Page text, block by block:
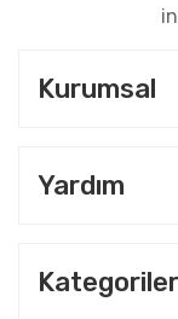
Kurumsal
Yardım
Kategoriler